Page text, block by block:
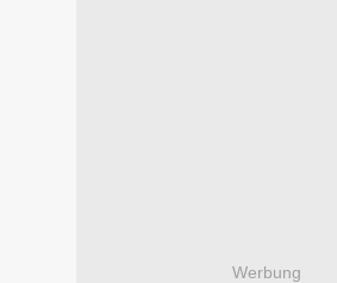
Werbung